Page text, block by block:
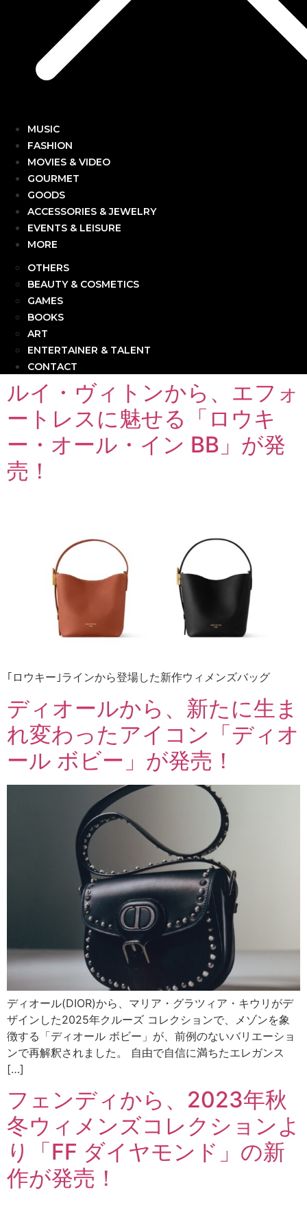
MUSIC
FASHION
MOVIES & VIDEO
GOURMET
GOODS
ACCESSORIES & JEWELRY
EVENTS & LEISURE
MORE
OTHERS
BEAUTY & COSMETICS
GAMES
BOOKS
ART
ENTERTAINER & TALENT
CONTACT
ルイ・ヴィトンから、エフォ
ートレスに魅せる「ロウキ
ー・オール・イン BB」が発
売！
｢ロウキー｣ラインから登場した新作ウィメンズバッグ
ディオールから、新たに生ま
れ変わったアイコン「ディオ
ール ボビー」が発売！
ディオール(DIOR)から、マリア・グラツィア・キウリがデ
ザインした2025年クルーズ コレクションで、メゾンを象
徴する「ディオール ボビー」が、前例のないバリエーショ
ンで再解釈されました。 自由で自信に満ちたエレガンス
[…]
フェンディから、2023年秋
冬ウィメンズコレクションよ
り「FF ダイヤモンド」の新
作が発売！